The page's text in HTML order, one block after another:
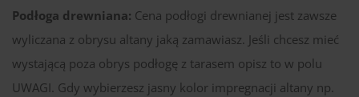
Podłoga drewniana: Cena podłogi drewnianej jest zawsze
wyliczana z obrysu altany jaką zamawiasz. Jeśli chcesz mieć
wystającą poza obrys podłogę z tarasem opisz to w polu
UWAGI. Gdy wybierzesz jasny kolor impregnacji altany np.